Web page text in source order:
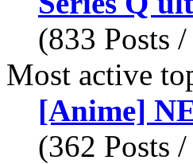
(833 Posts
Most active
[Anime]
(362 Posts